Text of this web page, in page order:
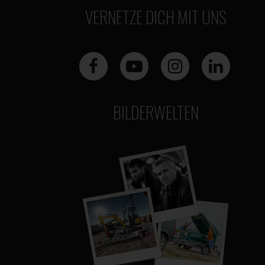
VERNETZE DICH MIT UNS
BILDERWELTEN